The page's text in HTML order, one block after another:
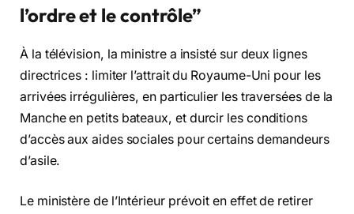
l’ordre et le contrôle”
À la télévision, la ministre a insisté sur deux lignes
directrices : limiter l’attrait du Royaume-Uni pour les
arrivées irrégulières, en particulier les traversées de la
Manche en petits bateaux, et durcir les conditions
d’accès aux aides sociales pour certains demandeurs
d’asile.
Le ministère de l’Intérieur prévoit en effet de retirer